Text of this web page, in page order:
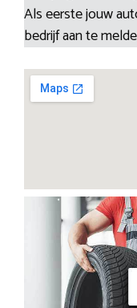
Als eerste jouw
bedrijf aan te